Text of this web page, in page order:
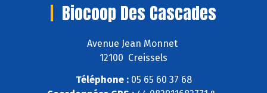
Biocoop Des Cascades
Avenue Jean Monnet
12100 Creissels
Téléphone :05 65 60 37 68